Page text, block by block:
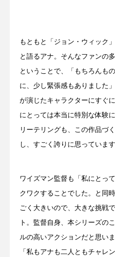
もともと「ジョン・ウィック
と語るアナ。そんなファンの
ということで、「もちろんも
に、少し緊張感もありました
が演じたキャラクターにすぐ
にとっては本当に特別な体験
リーテリングも、この作品づ
し、すごく誇りに思っています
ワイズマン監督も「私にとっ
クワクすることでした。と同
ごく大きいので、大きな挑戦
ト。監督自身、本シリーズの
ルの高いアクションだと思い
「私もアナも二人ともチャレ